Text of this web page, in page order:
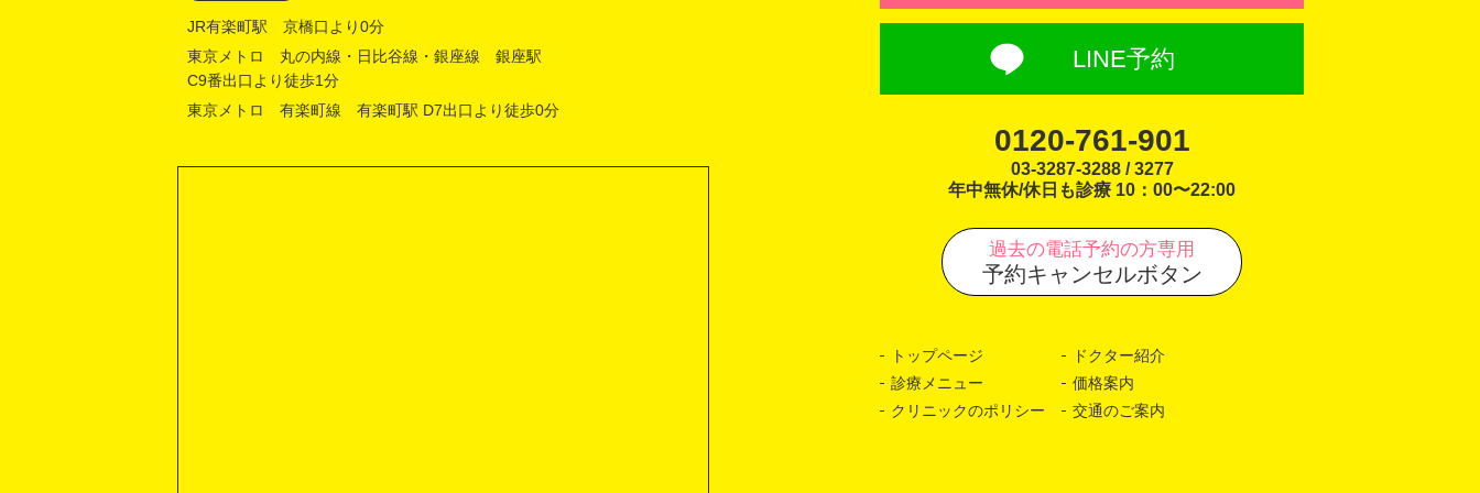
JR有楽町駅 京橋口より0分
東京メトロ 丸の内線・日比谷線・銀座線 銀座駅
C9番出口より徒歩1分
東京メトロ 有楽町線 有楽町駅 D7出口より徒歩0分
LINE予約
0120-761-901
03-3287-3288 / 3277
年中無休/休日も診療 10：00〜22:00
過去の電話予約の方専用
予約キャンセルボタン
トップページ
ドクター紹介
診療メニュー
価格案内
クリニックのポリシー
交通のご案内